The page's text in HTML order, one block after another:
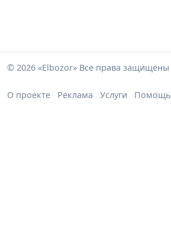
© 2026 «Elbozor» Все права защищены
О проекте Реклама Услуги Помощь